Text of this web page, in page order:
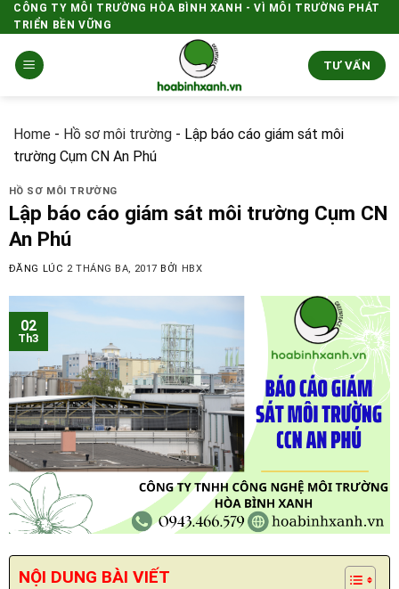
Skip
to
content
CÔNG TY MÔI TRƯỜNG HÒA BÌNH XANH - VÌ MÔI TRƯỜNG PHÁT
TRIỂN BỀN VỮNG
TƯ VẤN
Home - Hồ sơ môi trường - Lập báo cáo giám sát môi
trường Cụm CN An Phú
HỒ SƠ MÔI TRƯỜNG
Lập báo cáo giám sát môi trường Cụm CN
An Phú
ĐĂNG LÚC 2 THÁNG BA, 2017 BỞI HBX
02
Th3
NỘI DUNG BÀI VIẾT